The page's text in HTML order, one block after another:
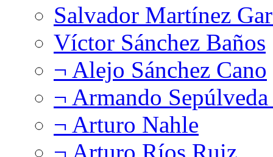
Salvador Martínez
Víctor Sánchez Baños
¬ Alejo Sánchez Cano
¬ Armando
¬ Arturo Nahle
¬ Arturo Ríos Ruiz